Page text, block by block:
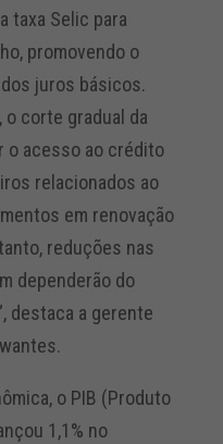
taxa Selic para
promovendo o
juros básicos.
o corte gradual da
o acesso ao crédito
relacionados ao
em renovação
reduções nas
dependerão do
destaca a gerente
o PIB (Produto
1,1% no